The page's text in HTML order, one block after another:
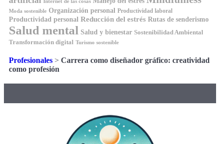
Moda sostenible Organización personal Productividad laboral
Productividad personal Reducción del estrés Rutas de senderismo
Salud mental Salud y bienestar Sostenibilidad Ambiental
Transformación digital
Turismo sostenible
Profesionales > Carrera como diseñador gráfico: creatividad
como profesión